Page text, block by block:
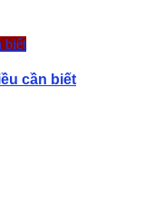
cần biết